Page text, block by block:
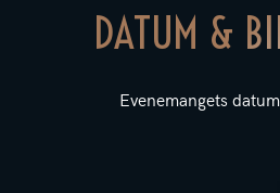
DATUM &
Evenemangets